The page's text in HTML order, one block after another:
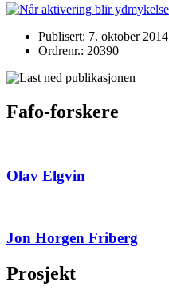
Publisert: 7. oktober 2014
Ordrenr.: 20390
Fafo-forskere
Olav Elgvin
Jon Horgen Friberg
Prosjekt